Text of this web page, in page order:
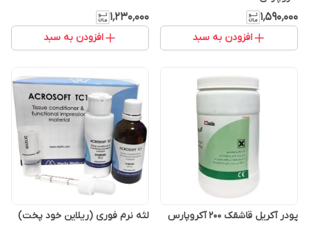
۱٬۵۹۰٬۰۰۰
افزودن به سبد
۱٬۲۳۰٬۰۰۰
افزودن به سبد
پودر آکریل قاشقک 200 آکروپارس لثه نرم فوری (ریلاین خود پخت)